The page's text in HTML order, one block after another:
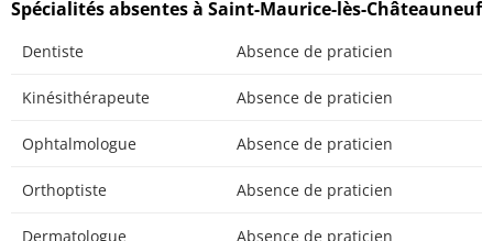
Spécialités absentes à Saint-Maurice-lès-Châteauneuf
Dentiste Absence de praticien
Kinésithérapeute Absence de praticien
Ophtalmologue Absence de praticien
Orthoptiste Absence de praticien
Dermatologue Absence de praticien